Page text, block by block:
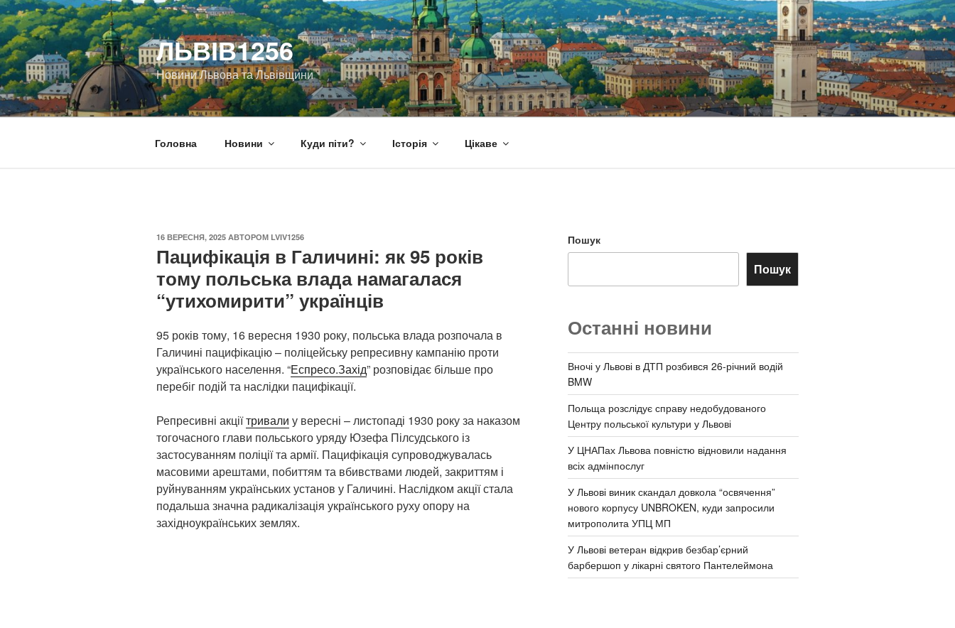
Перейти
до
вмісту
ЛЬВІВ1256
Новини Львова та Львівщини
Головна Новини Куди піти? Історія Цікаве
ОПУБЛІКОВАНО
16 ВЕРЕСНЯ, 2025 АВТОРОМ LVIV1256
Пацифікація в Галичині: як 95 років
тому польська влада намагалася
“утихомирити” українців
95 років тому, 16 вересня 1930 року, польська влада розпочала в
Галичині пацифікацію – поліцейську репресивну кампанію проти
українського населення. “Еспресо.Захід” розповідає більше про
перебіг подій та наслідки пацифікації.
Репресивні акціїтривали у вересні – листопаді 1930 року за наказом
тогочасного глави польського уряду Юзефа Пілсудського із
застосуванням поліції та армії. Пацифікація супроводжувалась
масовими арештами, побиттям та вбивствами людей, закриттям і
руйнуванням українських установ у Галичині. Наслідком акції стала
подальша значна радикалізація українського руху опору на
західноукраїнських землях.
Пошук
Пошук
Останні новини
Вночі у Львові в ДТП розбився 26-річний водій
BMW
Польща розслідує справу недобудованого
Центру польської культури у Львові
У ЦНАПах Львова повністю відновили надання
всіх адмінпослуг
У Львові виник скандал довкола “освячення”
нового корпусу UNBROKEN, куди запросили
митрополита УПЦ МП
У Львові ветеран відкрив безбар’єрний
барбершоп у лікарні святого Пантелеймона